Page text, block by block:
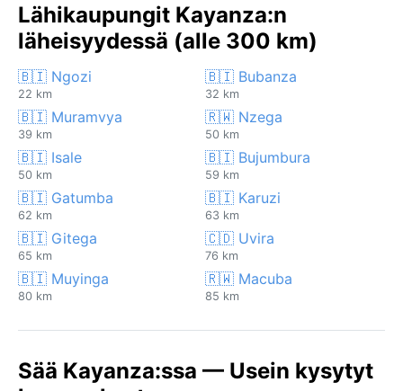
Lähikaupungit Kayanza:n
läheisyydessä (alle 300 km)
🇧🇮 Ngozi
22 km
🇧🇮 Bubanza
32 km
🇧🇮 Muramvya
39 km
🇷🇼 Nzega
50 km
🇧🇮 Isale
50 km
🇧🇮 Bujumbura
59 km
🇧🇮 Gatumba
62 km
🇧🇮 Karuzi
63 km
🇧🇮 Gitega
65 km
🇨🇩 Uvira
76 km
🇧🇮 Muyinga
80 km
🇷🇼 Macuba
85 km
Sää Kayanza:ssa — Usein kysytyt